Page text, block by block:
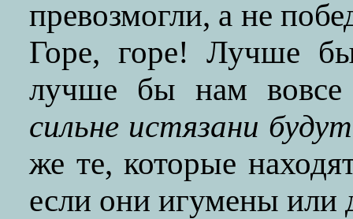
превозмогли, а не
Горе, горе! Лучше
лучше бы нам
сильне истязани будут
же те, которые
если они игумены или